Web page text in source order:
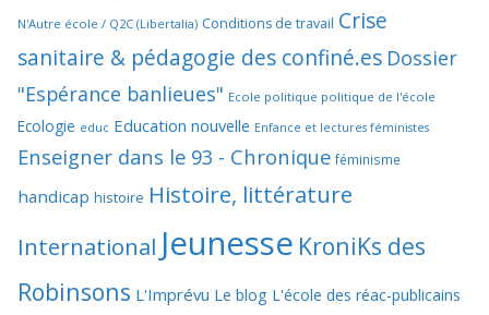
N'Autre école / Q2C (Libertalia) Conditions de travail Crise
sanitaire & pédagogie des confiné.es Dossier
"Espérance banlieues" Ecole politique politique de l'école
Ecologie educ Education nouvelle Enfance et lectures féministes
Enseigner dans le 93 - Chronique féminisme
handicap histoire Histoire, littérature
International Jeunesse KroniKs des
Robinsons L'Imprévu Le blog L'école des réac-publicains